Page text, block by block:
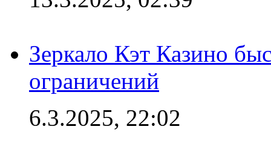
Зеркало Кэт Казино
ограничений
6.3.2025, 22:02